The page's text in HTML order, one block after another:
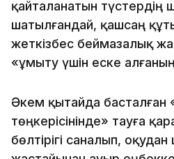
қайталанатын түстердің
шатылғандай, қашсаң
жеткізбес беймазалық
«ұмыту үшін еске
Әкем қытайда басталған
төңкерісінінде» тауға
бөлтірігі саналып,